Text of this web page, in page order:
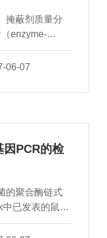
掩蔽剂质量分
enzyme-
ELISA）法检测
，玉米样品粉
冲液为掩蔽剂
盒的开发具有
06-07
PCR的检
的聚合酶链式
已发表的鼠伤
，设计和合成